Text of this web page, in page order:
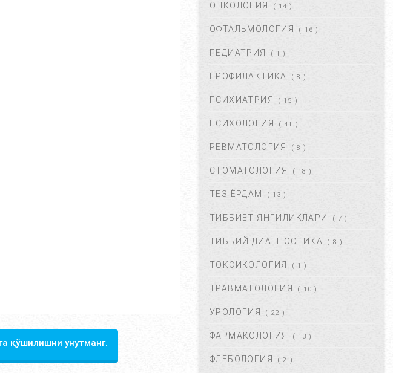
қўшилишни унутманг.
БЎЛДИ. НИМА ҚИЛМОҚ
ОКТ 01, 2017
НЕГА КАТТАЛАШАДИ?...
ПОЛИАРТРИТ. ТУРЛАРИ.
ДАВОЛАШ....
БАЧАДОН МИОМАСИ,
САБАБЛАРИ, БЕЛГИЛАРИ ВА
АПР 25, 2018
ЮЗГА АЛЛЕРГИЯ ТОШИШИ.
ТУРЛАРИ. ...
НОЯ 27, 2017
ҚОРИН ДАМ БЎЛИШИ
ОНКОЛОГИЯ ( 14 )
ОФТАЛЬМОЛОГИЯ ( 16 )
ПЕДИАТРИЯ ( 1 )
ПРОФИЛАКТИКА ( 8 )
ПСИХИАТРИЯ ( 15 )
ПСИХОЛОГИЯ ( 41 )
РЕВМАТОЛОГИЯ ( 8 )
СТОМАТОЛОГИЯ ( 18 )
ТЕЗ ЁРДАМ ( 13 )
ТИББИЁТ ЯНГИЛИКЛАРИ ( 7 )
ТИББИЙ ДИАГНОСТИКА ( 8 )
ТОКСИКОЛОГИЯ ( 1 )
ТРАВМАТОЛОГИЯ ( 10 )
УРОЛОГИЯ ( 22 )
ФАРМАКОЛОГИЯ ( 13 )
ФЛЕБОЛОГИЯ ( 2 )